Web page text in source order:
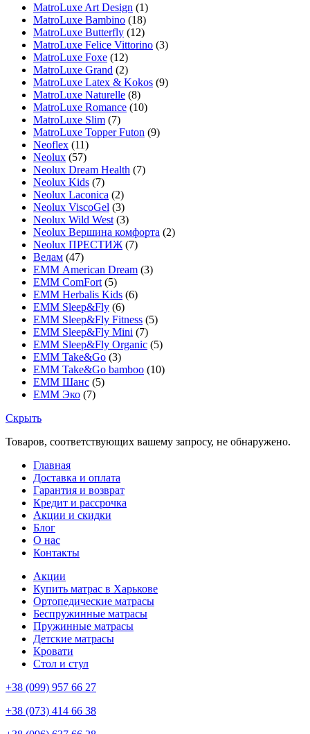
MatroLuxe Art Design (1)
MatroLuxe Bambino (18)
MatroLuxe Butterfly (12)
MatroLuxe Felice Vittorino (3)
MatroLuxe Foxe (12)
MatroLuxe Grand (2)
MatroLuxe Latex & Kokos (9)
MatroLuxe Naturelle (8)
MatroLuxe Romance (10)
MatroLuxe Slim (7)
MatroLuxe Topper Futon (9)
Neoflex (11)
Neolux (57)
Neolux Dream Health (7)
Neolux Kids (7)
Neolux Laconica (2)
Neolux ViscoGel (3)
Neolux Wild West (3)
Neolux Вершина комфорта (2)
Neolux ПРЕСТИЖ (7)
Велам (47)
ЕММ American Dream (3)
ЕММ ComFort (5)
ЕММ Herbalis Kids (6)
ЕММ Sleep&Fly (6)
ЕММ Sleep&Fly Fitness (5)
ЕММ Sleep&Fly Mini (7)
ЕММ Sleep&Fly Organic (5)
ЕММ Take&Go (3)
ЕММ Take&Go bamboo (10)
ЕММ Шанс (5)
ЕММ Эко (7)
Скрыть
Товаров, соответствующих вашему запросу, не обнаружено.
Главная
Доставка и оплата
Гарантия и возврат
Кредит и рассрочка
Акции и скидки
Блог
О нас
Контакты
Акции
Купить матрас в Харькове
Ортопедические матрасы
Беспружинные матрасы
Пружинные матрасы
Детские матрасы
Кровати
Стол и стул
+38 (099) 957 66 27
+38 (073) 414 66 38